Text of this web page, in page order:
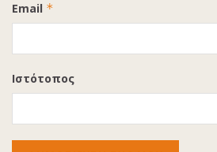
Email *
Ιστότοπος